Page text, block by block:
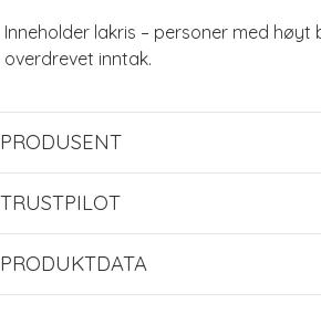
Inneholder lakris – personer med
overdrevet inntak.
PRODUSENT
TRUSTPILOT
PRODUKTDATA